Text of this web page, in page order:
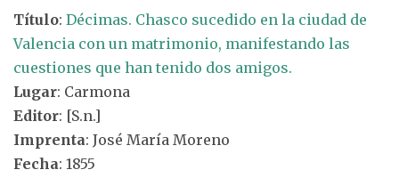
Título: Décimas. Chasco sucedido en la ciudad de
Valencia con un matrimonio, manifestando las
cuestiones que han tenido dos amigos.
Lugar: Carmona
Editor: [S.n.]
Imprenta: José María Moreno
Fecha: 1855